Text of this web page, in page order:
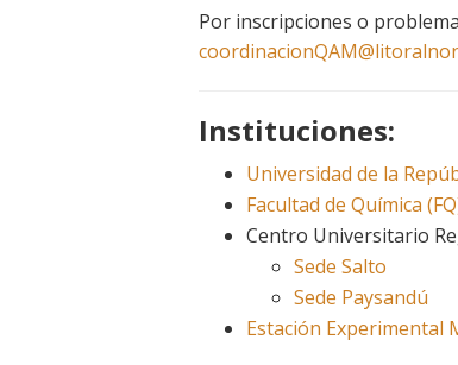
Por inscripciones o
Instituciones:
Universidad de la
Facultad de Química
Centro Universitario
Sede Salto
Sede Paysandú
Estación Experimental